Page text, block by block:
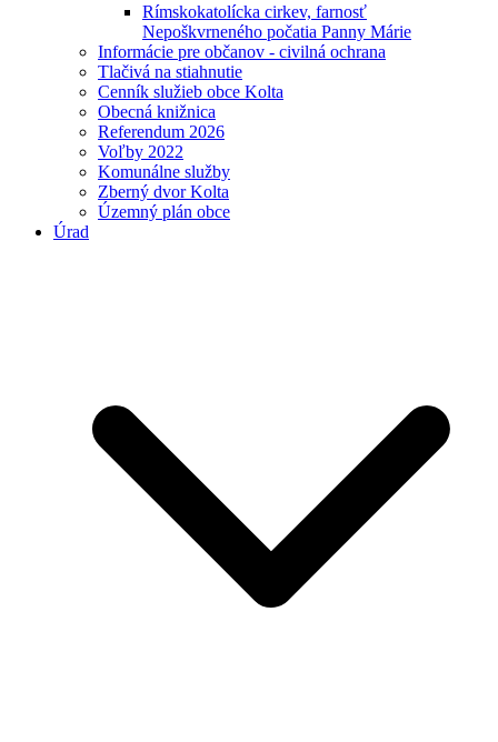
Rímskokatolícka cirkev, farnosť
Nepoškvrneného počatia Panny Márie
Informácie pre občanov - civilná ochrana
Tlačivá na stiahnutie
Cenník služieb obce Kolta
Obecná knižnica
Referendum 2026
Voľby 2022
Komunálne služby
Zberný dvor Kolta
Územný plán obce
Úrad